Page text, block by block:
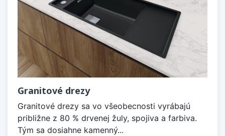
Granitové drezy
Granitové drezy sa vo všeobecnosti vyrábajú
približne z 80 % drvenej žuly, spojiva a farbiva.
Tým sa dosiahne kamenný...